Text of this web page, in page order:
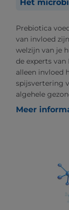
Het
Prebiotica
van invloed
welzijn van je
de experts
alleen invloed
spijsvertering
algehele
Meer